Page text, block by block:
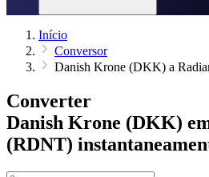
Início
Conversor
Danish Krone (DKK) a
Converter
Danish Krone (DKK)
(RDNT)